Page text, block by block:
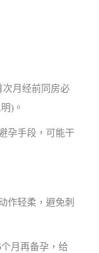
月经前同房必
)。
手段，可能干
轻柔，避免刺
月再备孕，给